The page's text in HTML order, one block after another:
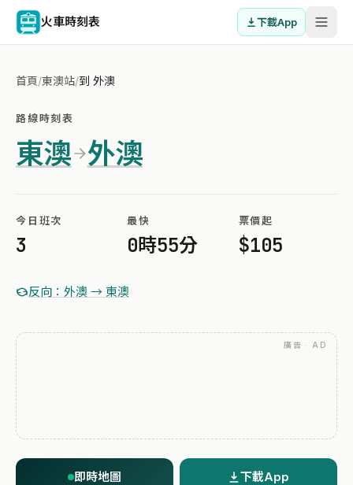
火車時刻表 下載App
首頁/東澳站/到 外澳
路線時刻表
東澳 外澳
今日班次
3
最快
0時55分
票價起
$105
反向：外澳 → 東澳
廣告 · AD
即時地圖 下載App